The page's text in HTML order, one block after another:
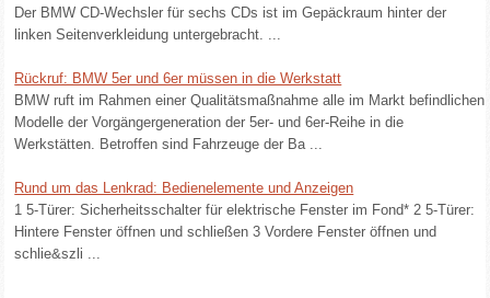
Der BMW CD-Wechsler für sechs CDs ist im Gepäckraum hinter der
linken Seitenverkleidung untergebracht. ...
Rückruf: BMW 5er und 6er müssen in die Werkstatt
BMW ruft im Rahmen einer Qualitätsmaßnahme alle im Markt befindlichen
Modelle der Vorgängergeneration der 5er- und 6er-Reihe in die
Werkstätten. Betroffen sind Fahrzeuge der Ba ...
Rund um das Lenkrad: Bedienelemente und Anzeigen
1 5-Türer: Sicherheitsschalter für elektrische Fenster im Fond* 2 5-Türer:
Hintere Fenster öffnen und schließen 3 Vordere Fenster öffnen und
schlie&szli ...